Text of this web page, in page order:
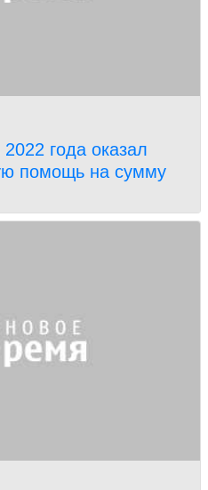
года оказал
помощь на сумму